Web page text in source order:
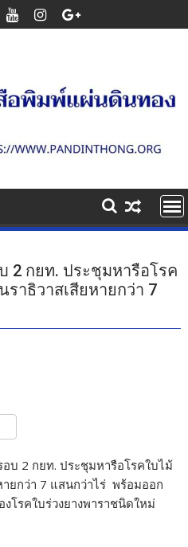
2 กยท. ประชุมหารือโรค
าธิวาสเสียหายกว่า 7
บ 2 กยท. ประชุมหารือโรคใบไม้
ยกว่า 7 แสนกว่าไร่ พร้อมออก
โรคใบร่วงยางพาราชนิดใหม่